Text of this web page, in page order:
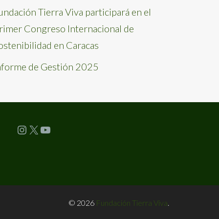
Tierra Viva participará en el
Congreso Internacional de
en Caracas
de Gestión 2025
Instagram X YouTube
© 2026 Fundación Tierra Viva.